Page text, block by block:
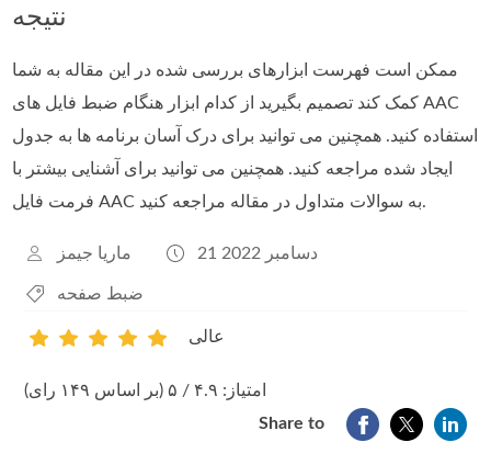
نتیجه
ممکن است فهرست ابزارهای بررسی شده در این مقاله به شما
کمک کند تصمیم بگیرید از کدام ابزار هنگام ضبط فایل های AAC
استفاده کنید. همچنین می توانید برای درک آسان برنامه ها به جدول
ایجاد شده مراجعه کنید. همچنین می توانید برای آشنایی بیشتر با
فرمت فایل AAC به سوالات متداول در مقاله مراجعه کنید.
ماریا جیمز 21 دسامبر 2022
ضبط صفحه
4
عالی
امتیاز: ۴.۹ / ۵ (بر اساس ۱۴۹ رای)
Share to